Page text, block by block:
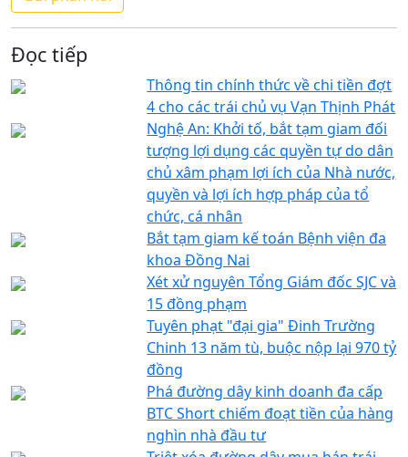
Đọc tiếp
Thông tin chính thức về chi tiền đợt
4 cho các trái chủ vụ Vạn Thịnh Phát
Nghệ An: Khởi tố, bắt tạm giam đối
tượng lợi dụng các quyền tự do dân
chủ xâm phạm lợi ích của Nhà nước,
quyền và lợi ích hợp pháp của tổ
chức, cá nhân
Bắt tạm giam kế toán Bệnh viện đa
khoa Đồng Nai
Xét xử nguyên Tổng Giám đốc SJC và
15 đồng phạm
Tuyên phạt "đại gia" Đinh Trường
Chinh 13 năm tù, buộc nộp lại 970 tỷ
đồng
Phá đường dây kinh doanh đa cấp
BTC Short chiếm đoạt tiền của hàng
nghìn nhà đầu tư